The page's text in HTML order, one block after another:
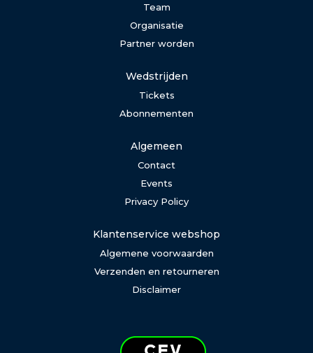
Team
Organisatie
Partner worden
Wedstrijden
Tickets
Abonnementen
Algemeen
Contact
Events
Privacy Policy
Klantenservice webshop
Algemene voorwaarden
Verzenden en retourneren
Disclaimer